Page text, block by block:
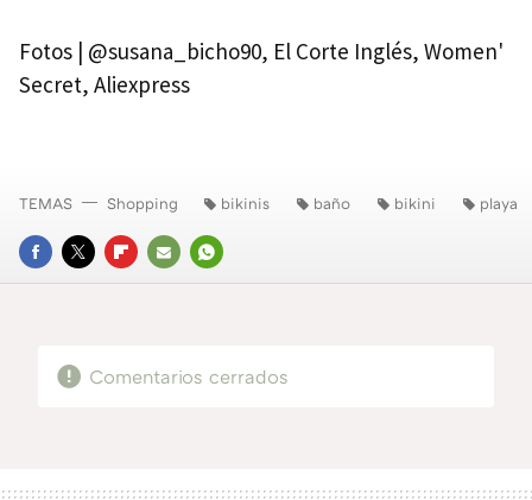
Fotos | @susana_bicho90, El Corte Inglés, Women'
Secret, Aliexpress
FACEBOOK
TWITTERFLIPBOARD
E-
WHATSAPP
TEMAS Shopping bikinis baño bikini playa
Comentarios cerrados